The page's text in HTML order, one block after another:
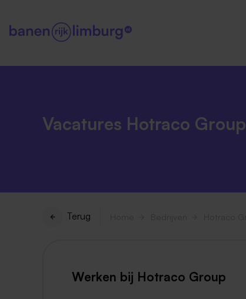
Vacatures Hotraco Group
Terug
Werken bij Hotraco Group